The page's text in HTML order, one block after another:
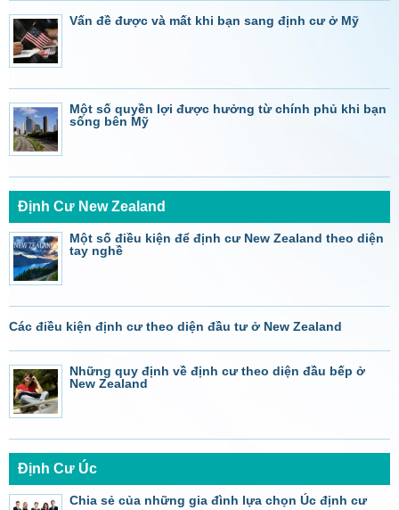
Vấn đề được và mất khi bạn sang định cư ở Mỹ
Một số quyền lợi được hưởng từ chính phủ khi bạn
sống bên Mỹ
Định Cư New Zealand
Một số điều kiện để định cư New Zealand theo diện
tay nghề
Các điều kiện định cư theo diện đầu tư ở New Zealand
Những quy định về định cư theo diện đầu bếp ở
New Zealand
Định Cư Úc
Chia sẻ của những gia đình lựa chọn Úc định cư